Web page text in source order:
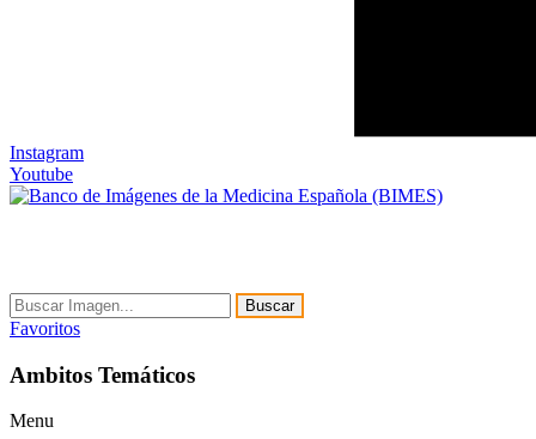
Instagram
Youtube
Buscar
Favoritos
Ambitos Temáticos
Menu